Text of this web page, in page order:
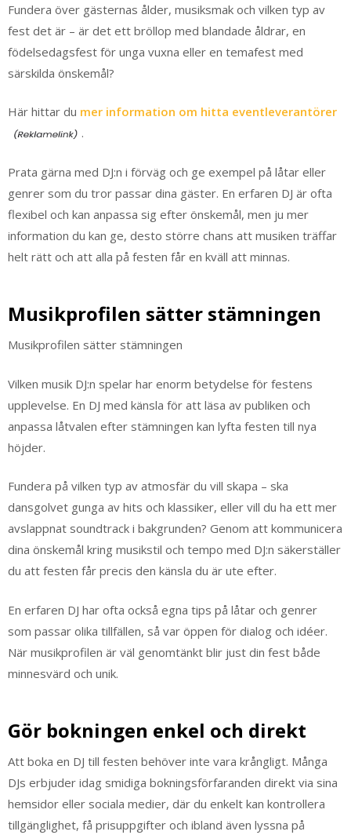
Fundera över gästernas ålder, musiksmak och vilken typ av
fest det är – är det ett bröllop med blandade åldrar, en
födelsedagsfest för unga vuxna eller en temafest med
särskilda önskemål?
Här hittar du mer information om hitta eventleverantörer
.
Prata gärna med DJ:n i förväg och ge exempel på låtar eller
genrer som du tror passar dina gäster. En erfaren DJ är ofta
flexibel och kan anpassa sig efter önskemål, men ju mer
information du kan ge, desto större chans att musiken träffar
helt rätt och att alla på festen får en kväll att minnas.
Musikprofilen sätter stämningen
Musikprofilen sätter stämningen
Vilken musik DJ:n spelar har enorm betydelse för festens
upplevelse. En DJ med känsla för att läsa av publiken och
anpassa låtvalen efter stämningen kan lyfta festen till nya
höjder.
Fundera på vilken typ av atmosfär du vill skapa – ska
dansgolvet gunga av hits och klassiker, eller vill du ha ett mer
avslappnat soundtrack i bakgrunden? Genom att kommunicera
dina önskemål kring musikstil och tempo med DJ:n säkerställer
du att festen får precis den känsla du är ute efter.
En erfaren DJ har ofta också egna tips på låtar och genrer
som passar olika tillfällen, så var öppen för dialog och idéer.
När musikprofilen är väl genomtänkt blir just din fest både
minnesvärd och unik.
Gör bokningen enkel och direkt
Att boka en DJ till festen behöver inte vara krångligt. Många
DJs erbjuder idag smidiga bokningsförfaranden direkt via sina
hemsidor eller sociala medier, där du enkelt kan kontrollera
tillgänglighet, få prisuppgifter och ibland även lyssna på